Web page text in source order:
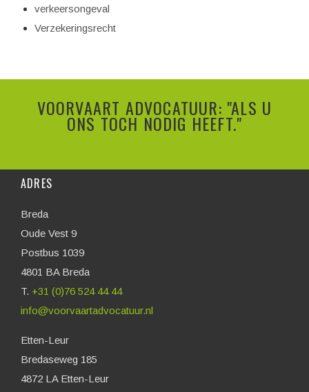
verkeersongeval
Verzekeringsrecht
VOORVAART ADVOCATUUR: "ALS U
ONS TOCH NODIG HEEFT."
ADRES
Breda
Oude Vest 9
Postbus 1039
4801 BA Breda
T. +31 (0)76 524 44 44
info@voorvaartadvocatuur.nl
Etten-Leur
Bredaseweg 185
4872 LA Etten-Leur